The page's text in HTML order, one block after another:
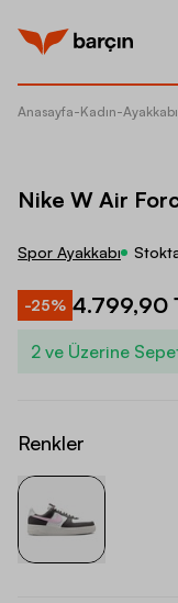
Anasayfa-Kadın-Ayakkabı
Nike W Air
Spor Ayakkabı
-25% 4.799,90
2 ve Üzerine
Renkler